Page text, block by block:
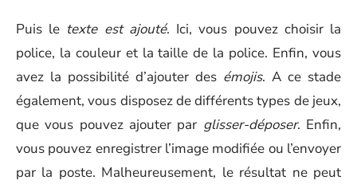
Puis le texte est ajouté. Ici, vous pouvez choisir la
police, la couleur et la taille de la police. Enfin, vous
avez la possibilité d’ajouter des émojis. A ce stade
également, vous disposez de différents types de jeux,
que vous pouvez ajouter par glisser-déposer. Enfin,
vous pouvez enregistrer l’image modifiée ou l’envoyer
par la poste. Malheureusement, le résultat ne peut